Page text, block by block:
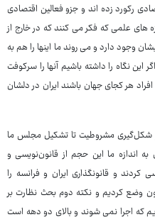
رکورد زده اند و جزو فعالین اقتصادی
علمی که فکر می کنند که در خارج از
وجود دارد و می روند ما اینها را هم به
این نگاه را داشته باشیم آنها را سرکوفت
هر کجای جهان باشند ایران در دلشان
شکل‌گیری مشروطیت تا تشکیل مجلس ما
اندازه ما این حجم از قانون‌نویسی و
و قانونگذاری ایران و فرانسه را
۱۰ برابر فرانسه قانون وضع کردیم و نکته دوم بحث نظارت بر
که اجرا نمی شوند و بالای دو دهه است